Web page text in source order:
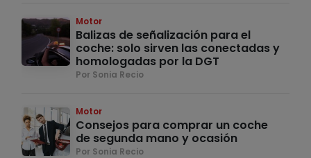
Motor
Balizas de señalización para el
coche: solo sirven las conectadas y
homologadas por la DGT
Por Sonia Recio
Motor
Consejos para comprar un coche
de segunda mano y ocasión
Por Sonia Recio